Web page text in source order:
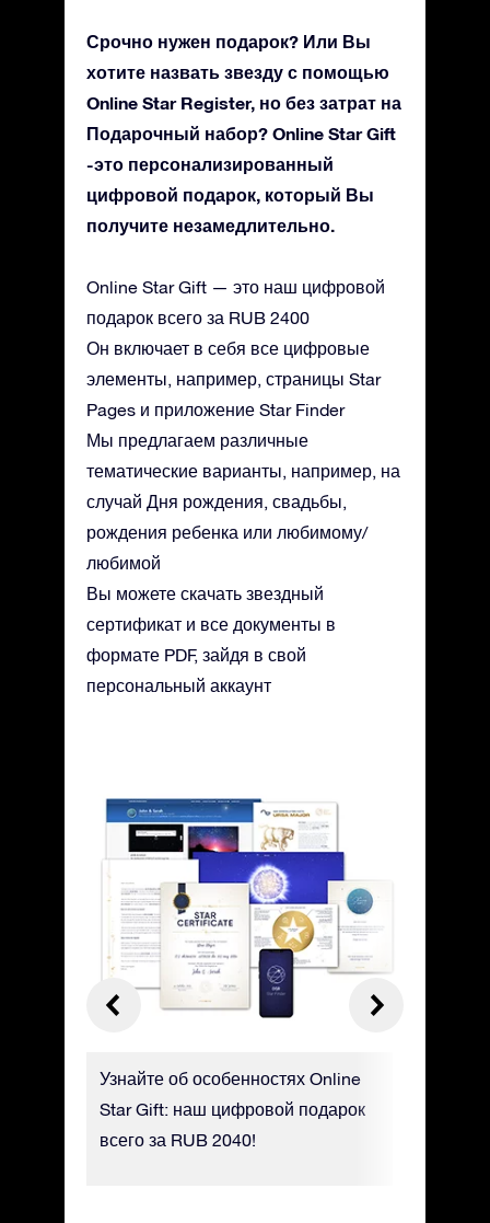
Срочно нужен подарок? Или Вы
хотите назвать звезду с помощью
Online Star Register, но без затрат на
Подарочный набор? Online Star Gift
-это персонализированный
цифровой подарок, который Вы
получите незамедлительно.
Online Star Gift — это наш цифровой
подарок всего за RUB 2400
Он включает в себя все цифровые
элементы, например, страницы Star
Pages и приложение Star Finder
Мы предлагаем различные
тематические варианты, например, на
случай Дня рождения, свадьбы,
рождения ребенка или любимому/
любимой
Вы можете скачать звездный
сертификат и все документы в
формате PDF, зайдя в свой
персональный аккаунт
Узнайте об особенностях Online
Star Gift: наш цифровой подарок
всего за RUB 2040!